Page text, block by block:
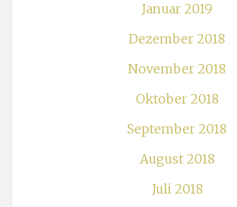
Januar 2019
Dezember 2018
November 2018
Oktober 2018
September 2018
August 2018
Juli 2018